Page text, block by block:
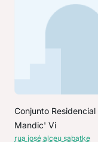
Conjunto Residencial
Mandic' Vi
rua josé alceu sabatke